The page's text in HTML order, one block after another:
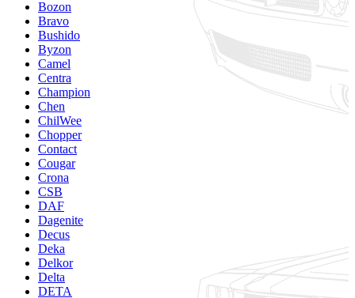
Bozon
Bravo
Bushido
Byzon
Camel
Centra
Champion
Chen
ChilWee
Chopper
Contact
Cougar
Crona
CSB
DAF
Dagenite
Decus
Deka
Delkor
Delta
DETA